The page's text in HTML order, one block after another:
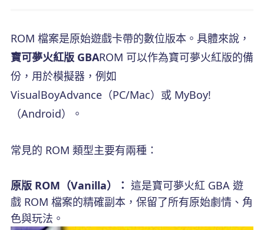
ROM 檔案是原始遊戲卡帶的數位版本。具體來說，
寶可夢火紅版 GBAROM 可以作為寶可夢火紅版的備
份，用於模擬器，例如
VisualBoyAdvance（PC/Mac）或 MyBoy!
（Android）。
常見的 ROM 類型主要有兩種：
原版 ROM（Vanilla）： 這是寶可夢火紅 GBA 遊
戲 ROM 檔案的精確副本，保留了所有原始劇情、角
色與玩法。